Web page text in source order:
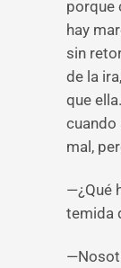
porque
hay
sin
de la
que
cuando
mal,
—¿Qué
temida